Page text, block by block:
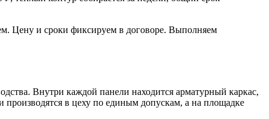
Цену и сроки фиксируем в договоре. Выполняем
Внутри каждой панели находится арматурный каркас,
в цеху по единым допускам, а на площадке